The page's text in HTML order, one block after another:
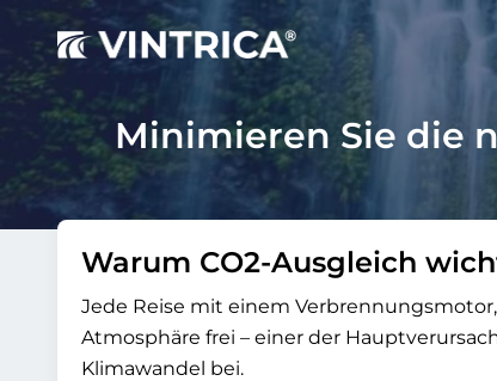
Minimieren Sie die
Warum CO2-Ausgleich
Jede Reise mit einem
Atmosphäre frei – einer der
Klimawandel bei.